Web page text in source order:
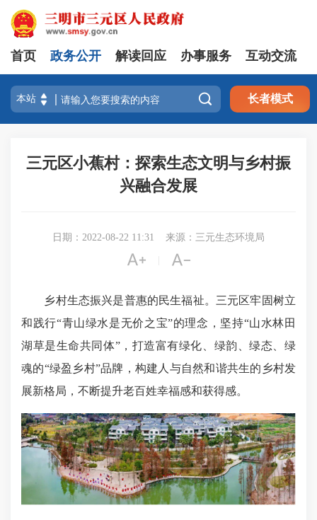
首页 政务公开 解读回应 办事服务 互动交流
 长者模式
三元区小蕉村：探索生态文明与乡村振
兴融合发展
日期：2022-08-22 11:31 来源：三元生态环境局
 
乡村生态振兴是普惠的民生福祉。三元区牢固树立
和践行“青山绿水是无价之宝”的理念，坚持“山水林田
湖草是生命共同体”，打造富有绿化、绿韵、绿态、绿
魂的“绿盈乡村”品牌，构建人与自然和谐共生的乡村发
展新格局，不断提升老百姓幸福感和获得感。